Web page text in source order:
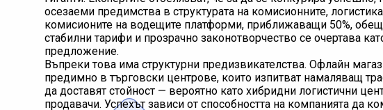
осезаеми предимства в структурата на комисионните,
комисионите на водещите платформи, приближаващи 50%,
стабилни тарифи и прозрачно законотворчество се очертава
предложение.
Въпреки това има структурни предизвикателства. Офлайн
предимно в търговски центрове, които изпитват намаляващ
да доставят стойност — вероятно като хибридни логистични
продавачи. Успехът зависи от способността на компанията да